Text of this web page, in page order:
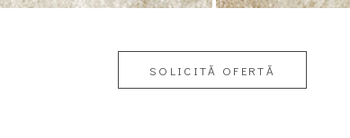
SOLICITĂ OFERTĂ